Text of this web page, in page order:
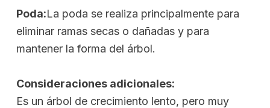
Poda:La poda se realiza principalmente para
eliminar ramas secas o dañadas y para
mantener la forma del árbol.
Consideraciones adicionales:
Es un árbol de crecimiento lento, pero muy